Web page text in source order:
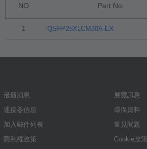
NO Part No.
1 QSFP28XLCM30A-EX
最新消息
展覽訊息
連接器信息
環保資料
加入郵件列表
常見問題
隱私權政策
Cookie政策